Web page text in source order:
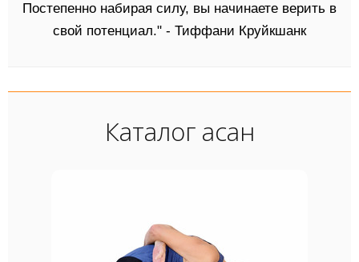
Постепенно набирая силу, вы начинаете верить в
свой потенциал." - Тиффани Круйкшанк
Каталог асан